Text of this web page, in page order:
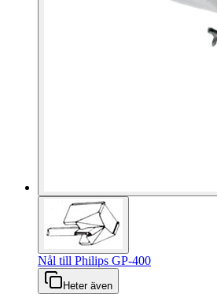
Nål till Philips GP-400
Heter även